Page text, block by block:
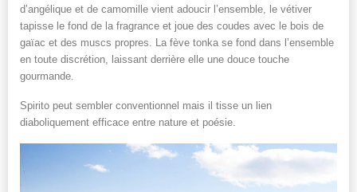
d’angélique et de camomille vient adoucir l’ensemble, le vétiver
tapisse le fond de la fragrance et joue des coudes avec le bois de
gaïac et des muscs propres. La fève tonka se fond dans l’ensemble
en toute discrétion, laissant derrière elle une douce touche
gourmande.
Spirito peut sembler conventionnel mais il tisse un lien
diaboliquement efficace entre nature et poésie.